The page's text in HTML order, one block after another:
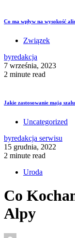
Co ma wpływ na wysokość
Związek
byredakcja
7 września, 2023
2 minute read
Jakie zastosowanie mają
Uncategorized
byredakcja serwisu
15 grudnia, 2022
2 minute read
Uroda
Co
Alpy